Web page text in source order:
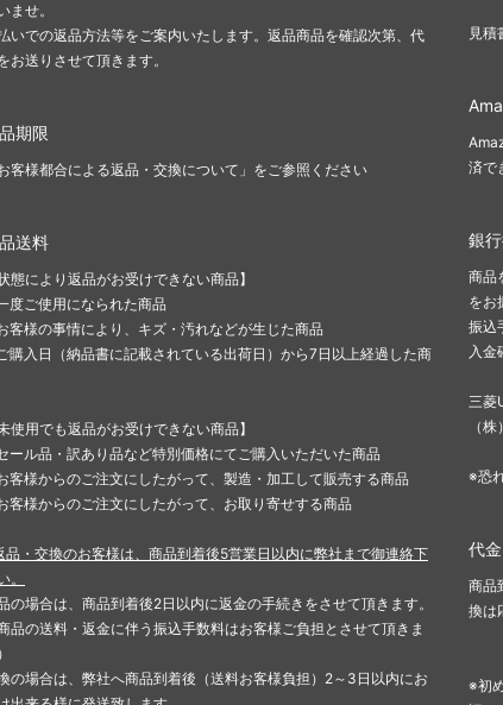
ませ。
いでの返品方法等をご案内いたします。返品商品を確認次第、代
お送りさせて頂きます。
期限
お客様都合による返品・交換について」をご参照ください
送料
状態により返品がお受けできない商品】
度ご使用になられた商品
客様の事情により、キズ・汚れなどが生じた商品
購入日（納品書に記載されている出荷日）から7日以上経過した商
未使用でも返品がお受けできない商品】
ール品・訳あり品など特別価格にてご購入いただいた商品
客様からのご注文にしたがって、製造・加工して販売する商品
客様からのご注文にしたがって、お取り寄せする商品
品・交換のお客様は、商品到着後5営業日以内に弊社まで御連絡下
。
の場合は、商品到着後2日以内に返金の手続きをさせて頂きます。
商品の送料・返金に伴う振込手数料はお客様ご負担とさせて頂きま
の場合は、弊社へ商品到着後（送料お客様負担）2～3日以内にお
見積
済で
銀
商品
をお
振込
入金
三菱
（
※恐
代
商品
換は
※初